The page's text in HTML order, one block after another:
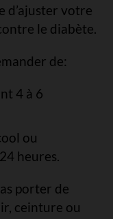
d’ajuster votre
le diabète.
de:
4 à 6
ou
heures.
porter de
ceinture ou